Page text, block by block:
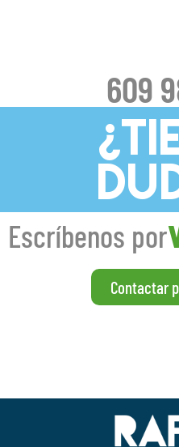
609
Escríbenos por
Contactar